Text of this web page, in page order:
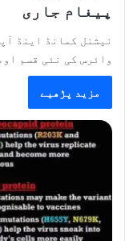
پیغام جاری
نیشنل کمانڈ اینڈ
وائرس کی نئی قسم
مزید پڑھیے